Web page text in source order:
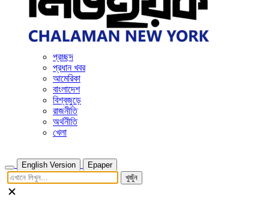
প্রচ্ছদ
প্রধান খবর
আমেরিকা
বাংলাদেশ
বিশ্বজুড়ে
রাজনীতি
অর্থনীতি
খেলা
English Version
Epaper
খুজুঁন